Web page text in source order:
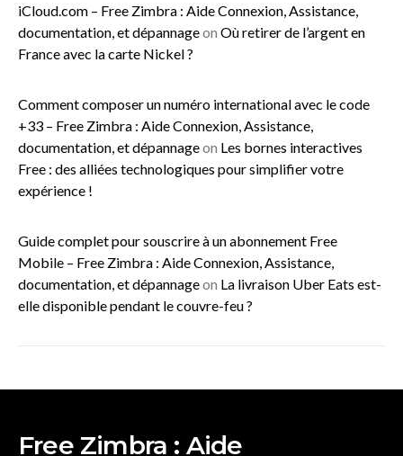
iCloud.com – Free Zimbra : Aide Connexion, Assistance,
documentation, et dépannageon Où retirer de l’argent en
France avec la carte Nickel ?
Comment composer un numéro international avec le code
+33 – Free Zimbra : Aide Connexion, Assistance,
documentation, et dépannageon Les bornes interactives
Free : des alliées technologiques pour simplifier votre
expérience !
Guide complet pour souscrire à un abonnement Free
Mobile – Free Zimbra : Aide Connexion, Assistance,
documentation, et dépannageon La livraison Uber Eats est-
elle disponible pendant le couvre-feu ?
Free Zimbra : Aide